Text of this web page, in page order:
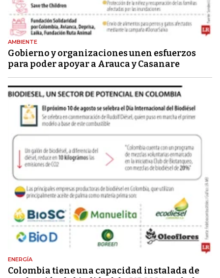
AMBIENTE
Gobierno y organizaciones unen esfuerzos
para poder apoyar a Arauca y Casanare
ENERGÍA
Colombia tiene una capacidad instalada de